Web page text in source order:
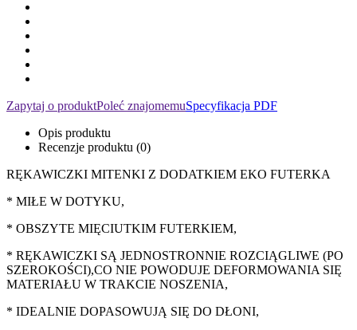
Zapytaj o produktPoleć znajomemuSpecyfikacja PDF
Opis produktu
Recenzje produktu (0)
RĘKAWICZKI MITENKI Z DODATKIEM EKO FUTERKA
* MIŁE W DOTYKU,
* OBSZYTE MIĘCIUTKIM FUTERKIEM,
* RĘKAWICZKI SĄ JEDNOSTRONNIE ROZCIĄGLIWE (PO
SZEROKOŚCI),CO NIE POWODUJE DEFORMOWANIA SIĘ
MATERIAŁU W TRAKCIE NOSZENIA,
* IDEALNIE DOPASOWUJĄ SIĘ DO DŁONI,